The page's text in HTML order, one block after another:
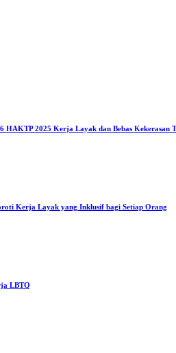
HAKTP 2025 Kerja Layak dan Bebas Kekerasan
Kerja Layak yang Inklusif bagi Setiap Orang
LBTQ